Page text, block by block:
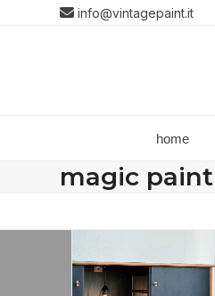
info@vintagepaint.it
home
magic paint